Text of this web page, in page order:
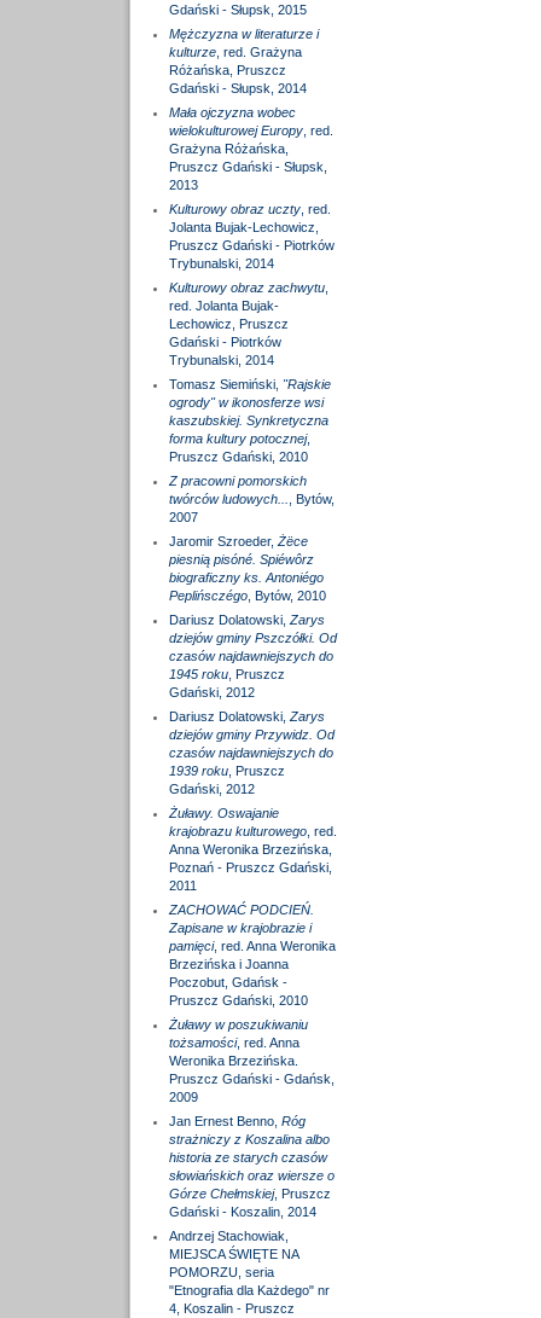
Gdański - Słupsk, 2015
Mężczyzna w literaturze i
kulturze, red. Grażyna
Różańska, Pruszcz
Gdański - Słupsk, 2014
Mała ojczyzna wobec
wielokulturowej Europy, red.
Grażyna Różańska,
Pruszcz Gdański - Słupsk,
2013
Kulturowy obraz uczty, red.
Jolanta Bujak-Lechowicz,
Pruszcz Gdański - Piotrków
Trybunalski, 2014
Kulturowy obraz zachwytu,
red. Jolanta Bujak-
Lechowicz, Pruszcz
Gdański - Piotrków
Trybunalski, 2014
Tomasz Siemiński, "Rajskie
ogrody" w ikonosferze wsi
kaszubskiej. Synkretyczna
forma kultury potocznej,
Pruszcz Gdański, 2010
Z pracowni pomorskich
twórców ludowych...
, Bytów,
2007
Jaromir Szroeder, Żëce
piesnią pisóné. Spiéwôrz
biograficzny ks. Antoniégo
Peplińsczégo, Bytów, 2010
Dariusz Dolatowski, Zarys
dziejów gminy Pszczółki. Od
czasów najdawniejszych do
1945 roku, Pruszcz
Gdański, 2012
Dariusz Dolatowski, Zarys
dziejów gminy Przywidz. Od
czasów najdawniejszych do
1939 roku, Pruszcz
Gdański, 2012
Żuławy. Oswajanie
krajobrazu kulturowego, red.
Anna Weronika Brzezińska,
Poznań - Pruszcz Gdański,
2011
ZACHOWAĆ PODCIEŃ.
Zapisane w krajobrazie i
pamięci, red. Anna Weronika
Brzezińska i Joanna
Poczobut, Gdańsk -
Pruszcz Gdański, 2010
Żuławy w poszukiwaniu
tożsamości, red. Anna
Weronika Brzezińska.
Pruszcz Gdański - Gdańsk,
2009
Jan Ernest Benno, Róg
strażniczy z Koszalina albo
historia ze starych czasów
słowiańskich oraz wiersze o
Górze Chełmskiej, Pruszcz
Gdański - Koszalin, 2014
Andrzej Stachowiak,
MIEJSCA ŚWIĘTE NA
POMORZU, seria
"Etnografia dla Każdego" nr
4, Koszalin - Pruszcz